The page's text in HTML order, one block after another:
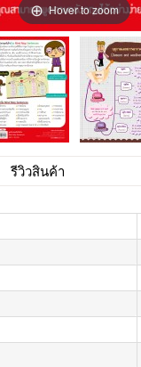
Hover to zoom
รีวิวสินค้า